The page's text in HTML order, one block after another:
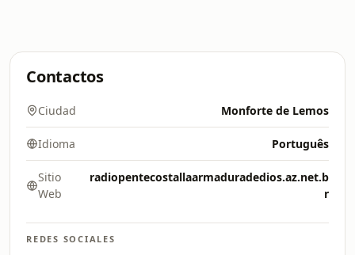
Contactos
Ciudad Monforte de Lemos
Idioma Português
Sitio
Web
radiopentecostallaarmaduradedios.az.net.b
r
REDES SOCIALES